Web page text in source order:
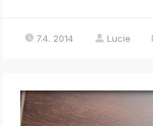
7.4. 2014 Lucie